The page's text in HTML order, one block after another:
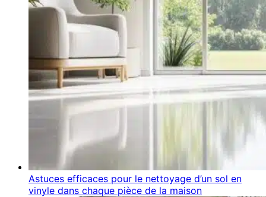
Astuces efficaces pour le nettoyage d’un sol en
vinyle dans chaque pièce de la maison